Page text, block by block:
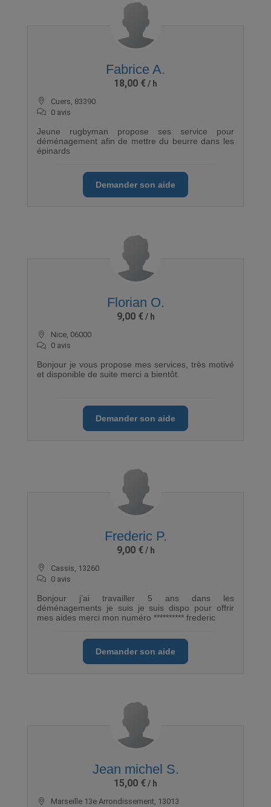
Fabrice A.
18,00 €
Cuers, 83390
0 avis
Jeune rugbyman propose ses service pour
déménagement afin de mettre du beurre dans les
épinards
Demander son aide
Florian O.
9,00 €
Nice, 06000
0 avis
Bonjour je vous propose mes services, très motivé
et disponible de suite merci a bientôt.
Demander son aide
Frederic P.
9,00 €
Cassis, 13260
0 avis
Bonjour j’ai travailler 5 ans dans les
déménagements je suis je suis dispo pour offrir
mes aides merci mon numéro ********** frederic
Demander son aide
Jean michel S.
15,00 €
Marseille 13e Arrondissement, 13013